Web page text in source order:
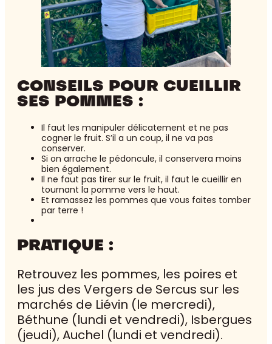
CONSEILS POUR CUEILLIR
SES POMMES :
Il faut les manipuler délicatement et ne pas
cogner le fruit. S’il a un coup, il ne va pas
conserver.
Si on arrache le pédoncule, il conservera moins
bien également.
Il ne faut pas tirer sur le fruit, il faut le cueillir en
tournant la pomme vers le haut.
Et ramassez les pommes que vous faites tomber
par terre !
PRATIQUE :
Retrouvez les pommes, les poires et
les jus des Vergers de Sercus sur les
marchés de Liévin (le mercredi),
Béthune (lundi et vendredi), Isbergues
(jeudi), Auchel (lundi et vendredi).